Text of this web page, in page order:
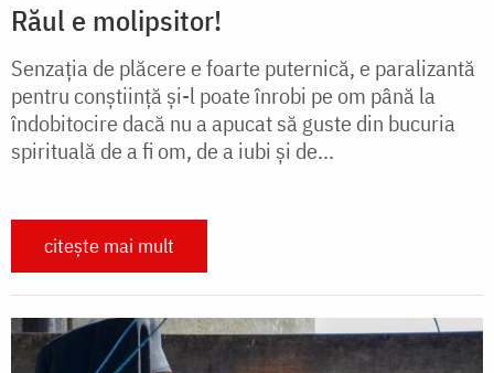
Răul e molipsitor!
Senzația de plăcere e foarte puternică, e paralizantă
pentru conștiință și-l poate înrobi pe om până la
îndobitocire dacă nu a apucat să guste din bucuria
spirituală de a fi om, de a iubi și de...
citește mai mult